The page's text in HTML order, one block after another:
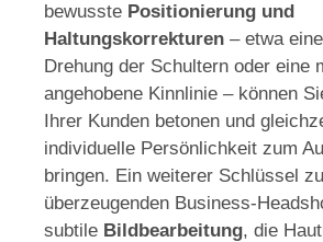
bewusste Positionierung und
Haltungskorrekturen – etwa
Drehung der Schultern oder eine
angehobene Kinnlinie – können
Ihrer Kunden betonen und
individuelle Persönlichkeit zum
bringen. Ein weiterer Schlüssel zu
überzeugenden Business-
subtile Bildbearbeitung, die